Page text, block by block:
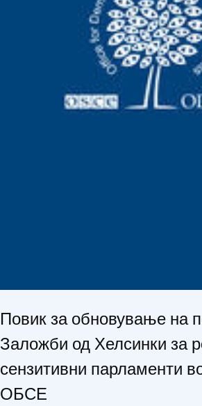
Повик за обновување на
Заложби од Хелсинки за
сензитивни парламенти
ОБСЕ